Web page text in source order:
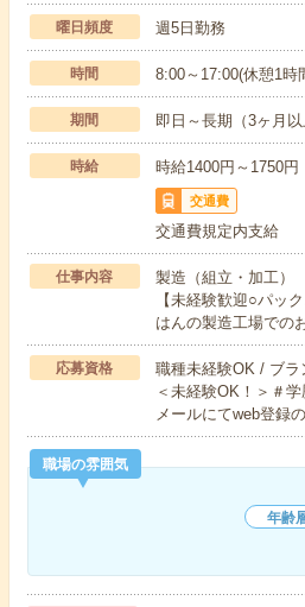
曜日頻度 週5日勤務
時間 8:00～17:00(休憩1時
期間 即日～長期（3ヶ月
時給 時給1400円～1750円
交通費
交通費規定内支給
仕事内容
製造（組立・加工）
【未経験歓迎○パッ
はんの製造工場での
応募資格
職種未経験OK / ブ
＜未経験OK！＞＃
メールにてweb登録
職場の雰囲気
年齢